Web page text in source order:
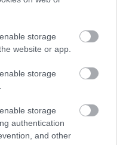
storage
website or app.
storage
storage
authentication
and other
Φαλτσέτα cutiX 165mm
9010165BK
Άμεσα Διαθέσιμο